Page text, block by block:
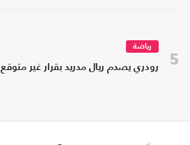
5
رياضة
رودري يصدم ريال مدريد بقرار غير متوقع